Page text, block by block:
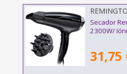
Secador
2300W/
31,75